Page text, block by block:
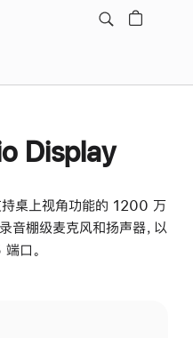
Display
桌上视角功能的 1200 万
棚级麦克风和扬声器，以
口。